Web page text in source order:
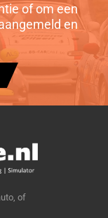
of om een
en
of